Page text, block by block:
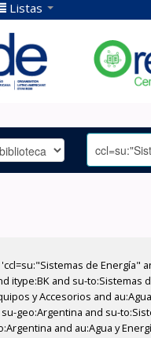
Listas
de Energía"
itype:BK and su-to:Sistemas
y Accesorios and
geo:Argentina and su-
and au:Agua y